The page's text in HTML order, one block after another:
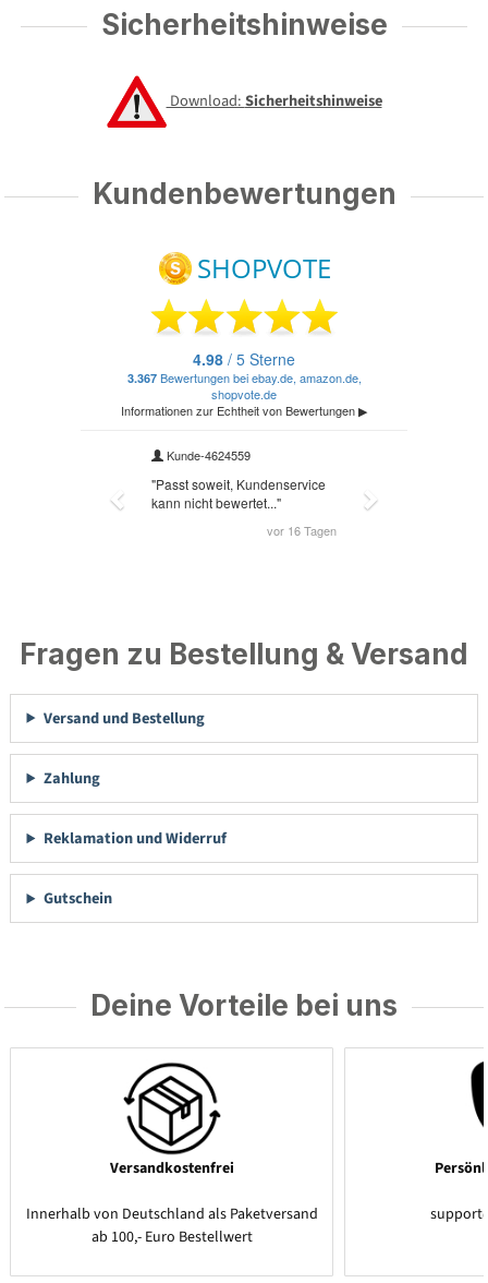
Sicherheitshinweise
Download:Sicherheitshinweise
Kundenbewertungen
Fragen zu Bestellung & Versand
Versand und Bestellung
Zahlung
Reklamation und Widerruf
Gutschein
Deine Vorteile bei uns
Versandkostenfrei
Innerhalb von Deutschland als Paketversand
ab 100,- Euro Bestellwert